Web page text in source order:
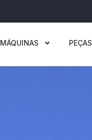
MÁQUINAS PEÇAS